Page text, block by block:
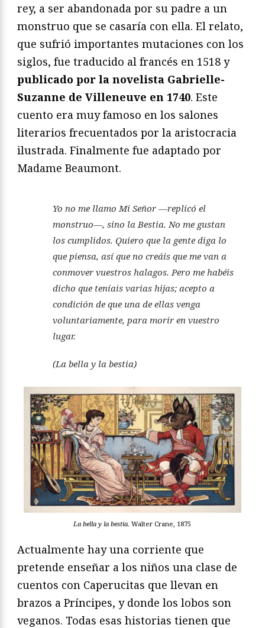
rey, a ser abandonada por su padre a un
monstruo que se casaría con ella. El relato,
que sufrió importantes mutaciones con los
siglos, fue traducido al francés en 1518 y
publicado por la novelista Gabrielle-
Suzanne de Villeneuve en 1740. Este
cuento era muy famoso en los salones
literarios frecuentados por la aristocracia
ilustrada. Finalmente fue adaptado por
Madame Beaumont.
Yo no me llamo Mi Señor —replicó el
monstruo—, sino la Bestia. No me gustan
los cumplidos. Quiero que la gente diga lo
que piensa, así que no creáis que me van a
conmover vuestros halagos. Pero me habéis
dicho que teníais varias hijas; acepto a
condición de que una de ellas venga
voluntariamente, para morir en vuestro
lugar.
(La bella y la bestia)
La bella y la bestia. Walter Crane, 1875
Actualmente hay una corriente que
pretende enseñar a los niños una clase de
cuentos con Caperucitas que llevan en
brazos a Príncipes, y donde los lobos son
veganos. Todas esas historias tienen que